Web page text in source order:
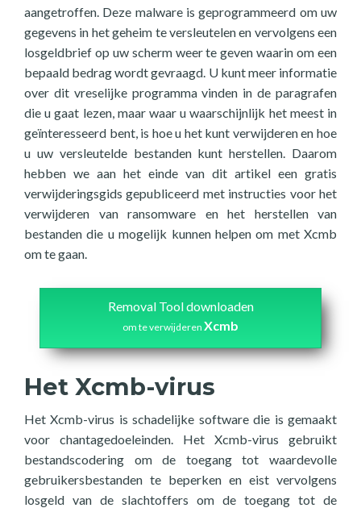
aangetroffen. Deze malware is geprogrammeerd om uw
gegevens in het geheim te versleutelen en vervolgens een
losgeldbrief op uw scherm weer te geven waarin om een
bepaald bedrag wordt gevraagd. U kunt meer informatie
over dit vreselijke programma vinden in de paragrafen
die u gaat lezen, maar waar u waarschijnlijk het meest in
geïnteresseerd bent, is hoe u het kunt verwijderen en hoe
u uw versleutelde bestanden kunt herstellen. Daarom
hebben we aan het einde van dit artikel een gratis
verwijderingsgids gepubliceerd met instructies voor het
verwijderen van ransomware en het herstellen van
bestanden die u mogelijk kunnen helpen om met Xcmb
om te gaan.
Removal Tool downloaden
om te verwijderen Xcmb
Het Xcmb-virus
Het Xcmb-virus is schadelijke software die is gemaakt
voor chantagedoeleinden. Het Xcmb-virus gebruikt
bestandscodering om de toegang tot waardevolle
gebruikersbestanden te beperken en eist vervolgens
losgeld van de slachtoffers om de toegang tot de